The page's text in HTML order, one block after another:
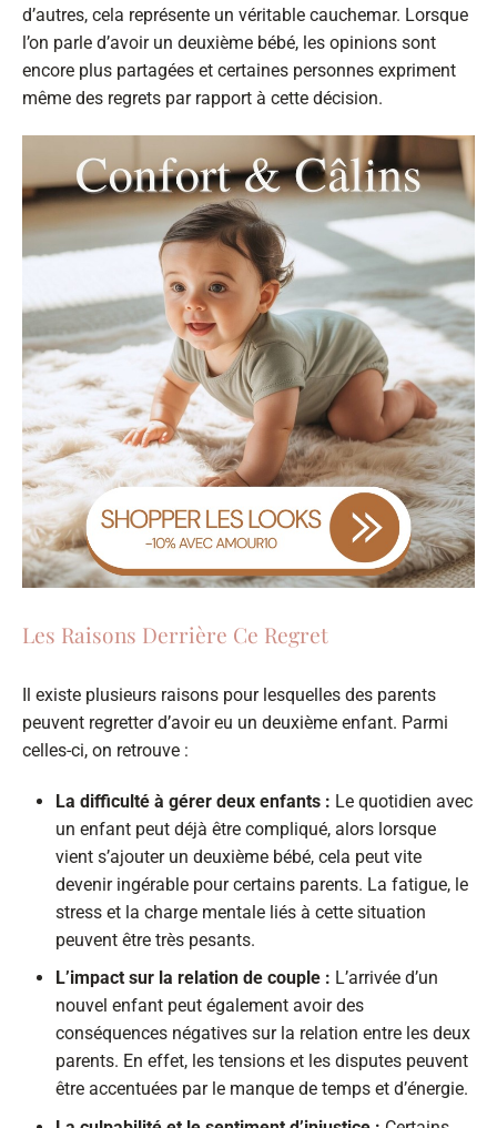
d’autres, cela représente un véritable cauchemar. Lorsque
l’on parle d’avoir un deuxième bébé, les opinions sont
encore plus partagées et certaines personnes expriment
même des regrets par rapport à cette décision.
Les Raisons Derrière Ce Regret
Il existe plusieurs raisons pour lesquelles des parents
peuvent regretter d’avoir eu un deuxième enfant. Parmi
celles-ci, on retrouve :
La difficulté à gérer deux enfants : Le quotidien avec
un enfant peut déjà être compliqué, alors lorsque
vient s’ajouter un deuxième bébé, cela peut vite
devenir ingérable pour certains parents. La fatigue, le
stress et la charge mentale liés à cette situation
peuvent être très pesants.
L’impact sur la relation de couple : L’arrivée d’un
nouvel enfant peut également avoir des
conséquences négatives sur la relation entre les deux
parents. En effet, les tensions et les disputes peuvent
être accentuées par le manque de temps et d’énergie.